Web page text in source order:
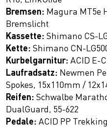
Bremsen: Magura MT5e
Bremslicht
Kassette: Shimano CS-
Kette: Shimano CN-
Kurbelgarnitur: ACID E-
Laufradsatz: Newmen
Spokes, 15x110mm /
Reifen: Schwalbe
DualGuard, 55-622
Pedale: ACID PP Trekking